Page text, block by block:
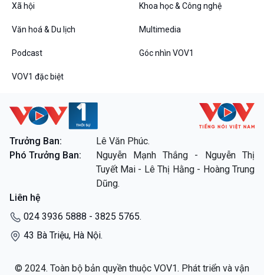
VOV1 đặc biệt
Chân dung cuộc sống
Các chương trình đặc biệt
Xã hội Khoa học & Công nghệ
Văn hoá & Du lịch Multimedia
Podcast Góc nhìn VOV1
VOV1 đặc biệt
Trưởng Ban:
Lê Văn Phúc.
Phó Trưởng Ban:
Nguyễn Mạnh Thắng - Nguyễn Thị
Tuyết Mai - Lê Thị Hằng - Hoàng Trung
Dũng.
Liên hệ
024 3936 5888 - 3825 5765.
43 Bà Triệu, Hà Nội.
© 2024. Toàn bộ bản quyền thuộc VOV1. Phát triển và vận